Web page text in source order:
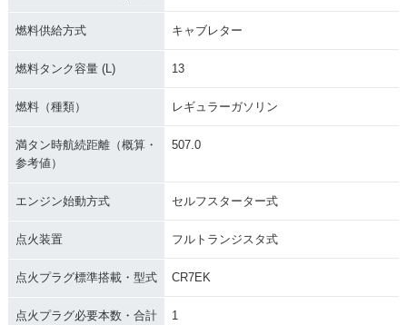
燃料供給方式 キャブレター
燃料タンク容量 (L) 13
燃料（種類） レギュラーガソリン
満タン時航続距離（概算・
参考値）
507.0
エンジン始動方式 セルフスターター式
点火装置 フルトランジスタ式
点火プラグ標準搭載・型式 CR7EK
点火プラグ必要本数・合計 1